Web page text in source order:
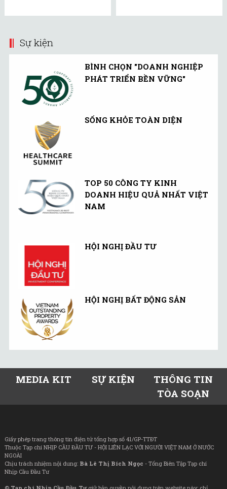
Sự kiện
BÌNH CHỌN "DOANH NGHIỆP
PHÁT TRIỂN BỀN VỮNG"
SỐNG KHỎE TOÀN DIỆN
TOP 50 CÔNG TY KINH
DOANH HIỆU QUẢ NHẤT VIỆT
NAM
HỘI NGHỊ ĐẦU TƯ
HỘI NGHỊ BẤT ĐỘNG SẢN
MEDIA KIT SỰ KIỆN
THÔNG TIN
TÒA SOẠN
Giấy phép trang thông tin điện tử tổng hợp số 41/GP-TTĐT
Thuộc Tạp chí NHỊP CẦU ĐẦU TƯ - HỘI LIÊN LẠC VỚI NGƯỜI VIỆT NAM Ở NƯỚC
NGOÀI
Chịu trách nhiệm nội dung: Bà Lê Thị Bích Ngọc - Tổng Biên Tập Tạp chí
Nhịp Cầu Đầu Tư